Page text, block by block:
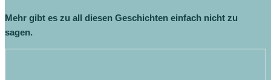
Mehr gibt es zu all diesen Geschichten einfach nicht zu
sagen.